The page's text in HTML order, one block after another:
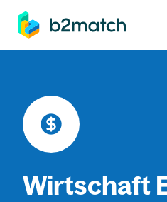
springen
Wirtschaft